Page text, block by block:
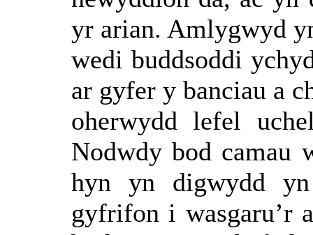
yr arian. Amlygwyd
wedi buddsoddi
ar gyfer y banciau a
oherwydd lefel
Nodwdy bod camau
hyn
yn digwydd yn
gyfrifon i wasgaru’r